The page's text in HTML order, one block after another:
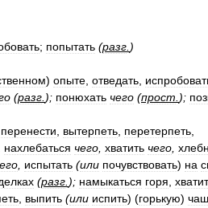
; попытать (разг )
) опыте отведать
(разг ); понюхать чего (прост );
перенести вытерпеть перетерпеть
нахлебаться чего хватить чего
испытать (или почувствовать) на
(разг ); намыкаться горя
выпить (или испить) (горькую)